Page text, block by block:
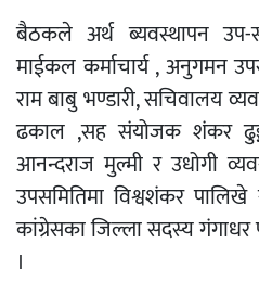
बैठकले अर्थ ब्यवस्थापन उप-
माईकल कर्माचार्य , अनुगमन
राम बाबु भण्डारी, सचिवालय
ढकाल ,सह संयोजक शंकर
आनन्दराज मुल्मी र उधोगी
उपसमितिमा विश्वशंकर
कांग्रेसका जिल्ला सदस्य
।